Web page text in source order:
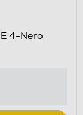
4-Nero